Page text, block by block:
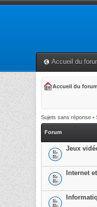
Accueil du
Accueil du forum
Sujets sans réponse •
Forum
Jeux
Internet